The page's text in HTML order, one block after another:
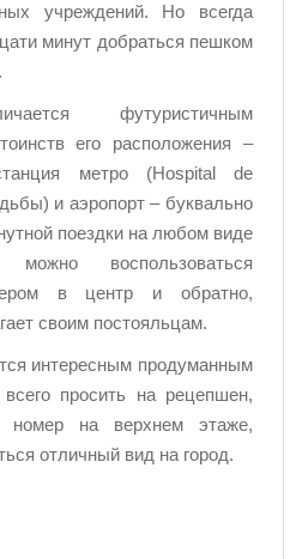
учреждений. Но всегда
минут добраться пешком
футуристичным
его расположения –
метро (Hospital de
и аэропорт – буквально
поездки на любом виде
можно воспользоваться
в центр и обратно,
своим постояльцам.
интересным продуманным
просить на рецепшен,
номер на верхнем этаже,
отличный вид на город.